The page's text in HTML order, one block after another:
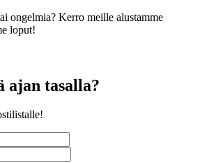
ongelmia? Kerro meille alustamme
loput!
ajan tasalla?